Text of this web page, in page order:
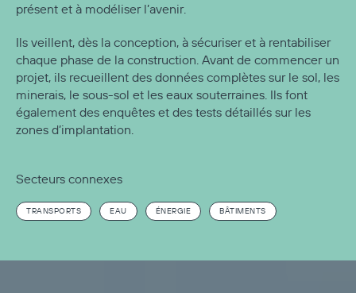
présent et à modéliser l’avenir.
Ils veillent, dès la conception, à sécuriser et à rentabiliser
chaque phase de la construction. Avant de commencer un
projet, ils recueillent des données complètes sur le sol, les
minerais, le sous-sol et les eaux souterraines. Ils font
également des enquêtes et des tests détaillés sur les
zones d’implantation.
Secteurs connexes
TRANSPORTS EAU ÉNERGIE BÂTIMENTS